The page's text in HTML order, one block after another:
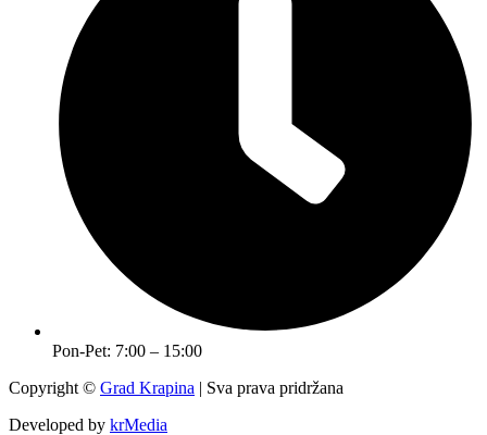
Pon-Pet: 7:00 – 15:00
Copyright © Grad Krapina | Sva prava pridržana
Developed by krMedia